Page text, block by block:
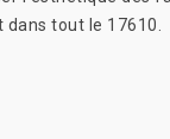
tout le 17610.